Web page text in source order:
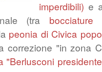
imperdibili) e
(tra bocciature
peonia di Civica
correzione "in zona
"Berlusconi